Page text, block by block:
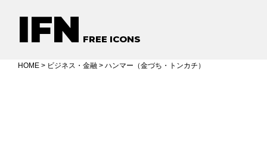
IFN FREE ICONS
HOME > ビジネス・金融 > ハンマー（金づち・トンカチ）